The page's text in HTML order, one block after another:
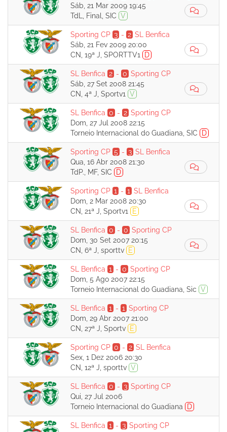
Sáb, 21 Mar 2009 19:45
TdL, Final, SIC V
Sporting CP 3 - 2 SL Benfica
Sáb, 21 Fev 2009 20:00
CN, 19ª J, SPORTTV1
D
SL Benfica 2 - 0 Sporting CP
Sáb, 27 Set 2008 21:45
CN, 4ª J, Sportv1
V
SL Benfica 0 - 2 Sporting CP
Dom, 27 Jul 2008 22:15
Torneio Internacional do Guadiana, SIC
D
Sporting CP 5 - 3 SL Benfica
Qua, 16 Abr 2008 21:30
TdP., MF, SIC
D
Sporting CP 1 - 1 SL Benfica
Dom, 2 Mar 2008 20:30
CN, 21ª J, Sportv1
E
SL Benfica 0 - 0 Sporting CP
Dom, 30 Set 2007 20:15
CN, 6ª J, sporttv
E
SL Benfica 1 - 0 Sporting CP
Dom, 5 Ago 2007 22:15
Torneio Internacional do Guadiana, Sic V
SL Benfica 1 - 1 Sporting CP
Dom, 29 Abr 2007 21:00
CN, 27ª J, Sportv
E
Sporting CP 0 - 2 SL Benfica
Sex, 1 Dez 2006 20:30
CN, 12ª J, sporttv V
SL Benfica 0 - 3 Sporting CP
Qui, 27 Jul 2006
Torneio Internacional do Guadiana
D
SL Benfica 1 - 3 Sporting CP